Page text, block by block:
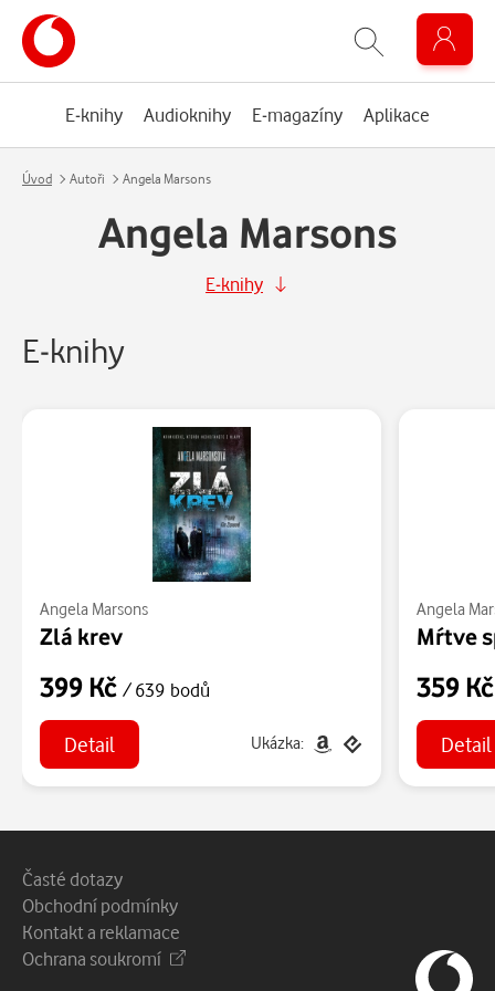
E-knihy Audioknihy E-magazíny Aplikace
Úvod Autoři Angela Marsons
Angela Marsons
E-knihy
E-knihy
Angela Marsons
Zlá krev
399 Kč / 639 bodů
Detail Ukázka:
Angela
Mŕtve
359
Detail
Patička webu
Vedlejší navigace
Časté dotazy
Obchodní podmínky
Kontakt a reklamace
Ochrana soukromí